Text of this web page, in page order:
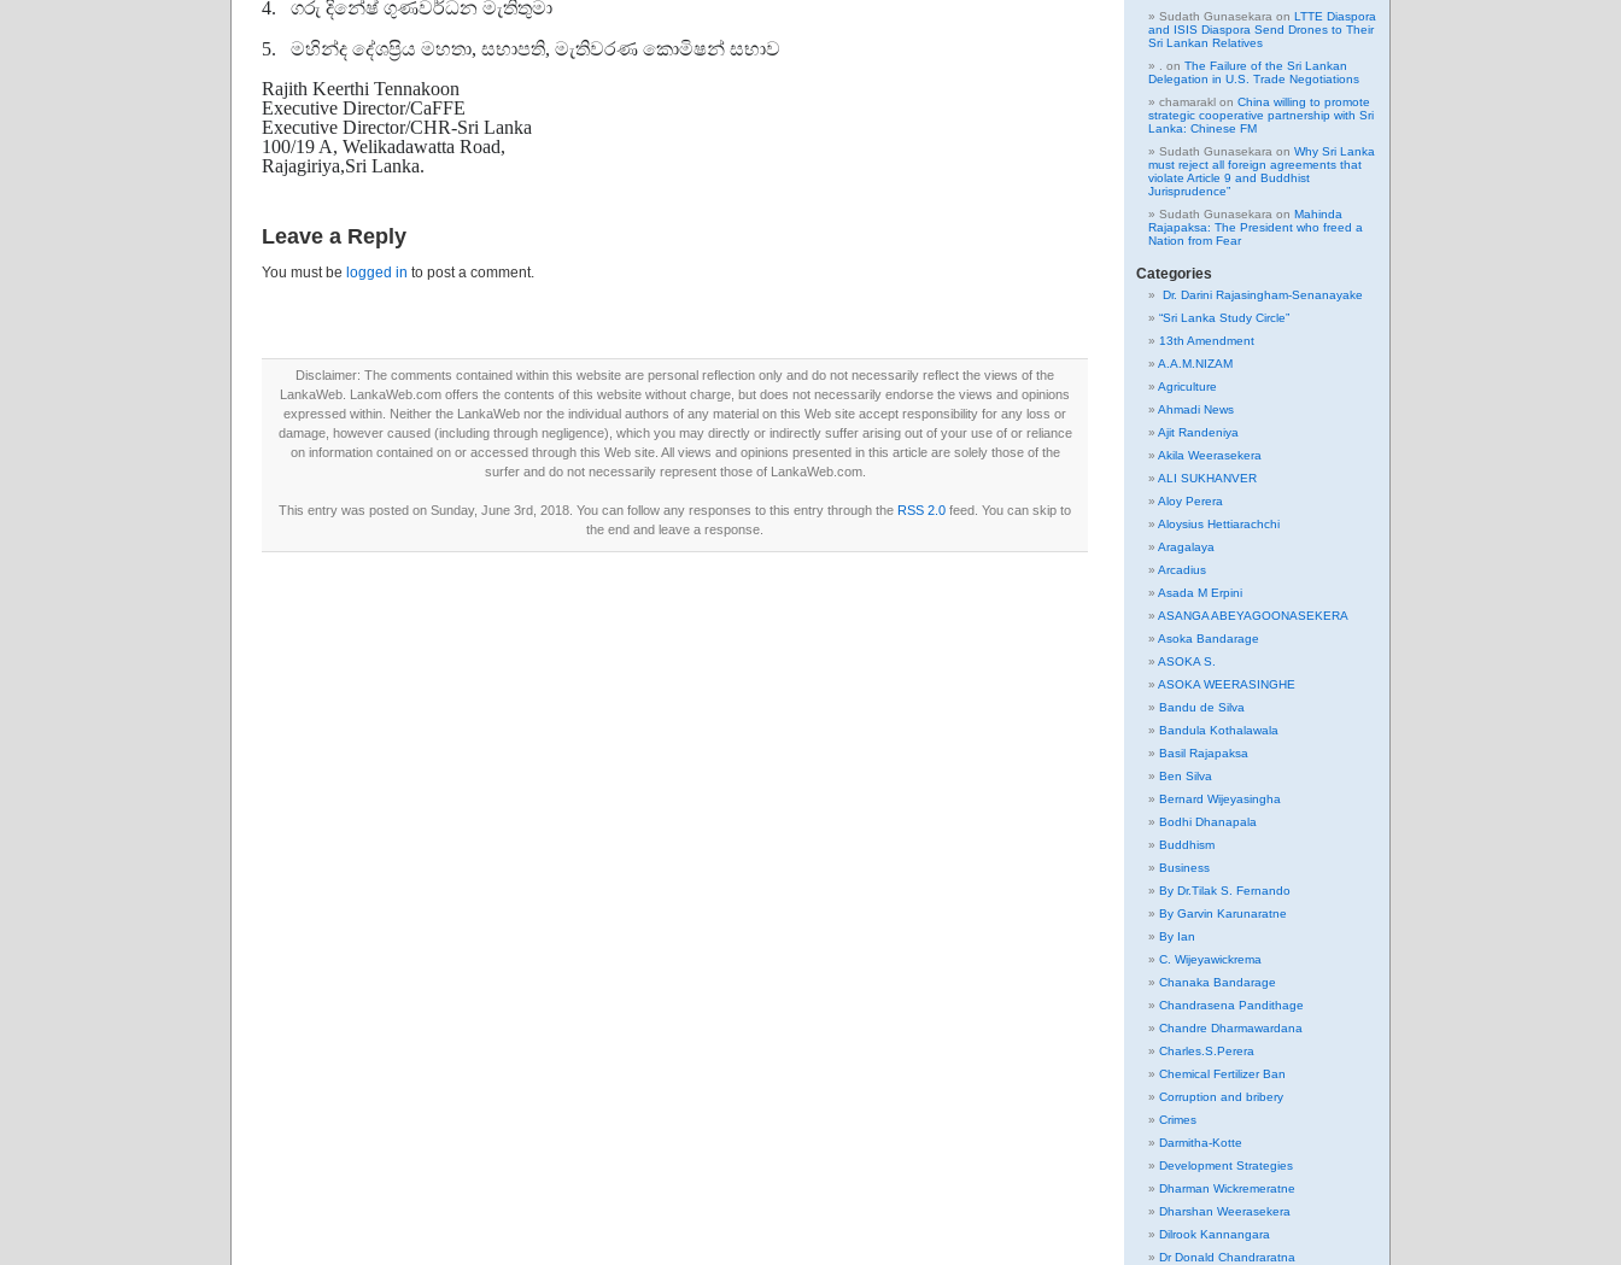
4.
ගරු දිනේෂ් ගුණවර්ධන මැතිතුමා
5.
මහින්ද දේශප්‍රිය මහතා, සභාපති, මැතිවරණ කොමිෂන් සභාව
Rajith Keerthi Tennakoon
Executive Director/CaFFE
Executive Director/CHR-Sri Lanka
100/19 A, Welikadawatta Road,
Rajagiriya,Sri Lanka.
Leave a Reply
You must be logged in to post a comment.
Disclaimer: The comments contained within this website are personal reflection only and do not necessarily reflect the views of the
LankaWeb. LankaWeb.com offers the contents of this website without charge, but does not necessarily endorse the views and opinions
expressed within. Neither the LankaWeb nor the individual authors of any material on this Web site accept responsibility for any loss or
damage, however caused (including through negligence), which you may directly or indirectly suffer arising out of your use of or reliance
on information contained on or accessed through this Web site. All views and opinions presented in this article are solely those of the
surfer and do not necessarily represent those of LankaWeb.com.
This entry was posted on Sunday, June 3rd, 2018. You can follow any responses to this entry through the RSS 2.0 feed. You can skip to
the end and leave a response.
Sudath Gunasekara on LTTE Diaspora
and ISIS Diaspora Send Drones to Their
Sri Lankan Relatives
on The Failure of the Sri Lankan
Delegation in U.S. Trade Negotiations
chamarakl on China willing to promote
strategic cooperative partnership with Sri
Lanka: Chinese FM
Sudath Gunasekara on Why Sri Lanka
must reject all foreign agreements that
violate Article 9 and Buddhist
Jurisprudence”
Sudath Gunasekara on Mahinda
Rajapaksa: The President who freed a
Nation from Fear
Categories
Dr. Darini Rajasingham-Senanayake
“Sri Lanka Study Circle”
13th Amendment
A.A.M.NIZAM
Agriculture
Ahmadi News
Ajit Randeniya
Akila Weerasekera
ALI SUKHANVER
Aloy Perera
Aloysius Hettiarachchi
Aragalaya
Arcadius
Asada M Erpini
ASANGA ABEYAGOONASEKERA
Asoka Bandarage
ASOKA S.
ASOKA WEERASINGHE
Bandu de Silva
Bandula Kothalawala
Basil Rajapaksa
Ben Silva
Bernard Wijeyasingha
Bodhi Dhanapala
Buddhism
Business
By Dr.Tilak S. Fernando
By Garvin Karunaratne
By Ian
C. Wijeyawickrema
Chanaka Bandarage
Chandrasena Pandithage
Chandre Dharmawardana
Charles.S.Perera
Chemical Fertilizer Ban
Corruption and bribery
Crimes
Darmitha-Kotte
Development Strategies
Dharman Wickremeratne
Dharshan Weerasekera
Dilrook Kannangara
Dr Donald Chandraratna